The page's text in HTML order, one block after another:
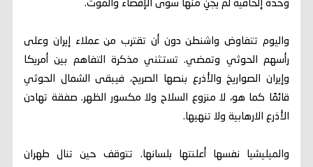
وحدة إلحاقية لم يجنِ منها سوى الإقصاء والموت.
واليوم تتفاوض واشنطن دون أن تقترب من عملاء إيران وعلى
رأسهم الحوثي وتمضي. تستثني مذكرة التفاهم بين أمريكا
وإيران الصواريخ والأذرع بنصها الصريح، فيبقى الشمال الحوثي
قائمًا كما هو، لا منزوع السلاح ولا مكسور الظهر. صفقة تهادن
الأذرع الارهابية ولا تنهيها.
والميليشيا نفسها أعلنتها بلسانها. تتوقف حين تنال طهران